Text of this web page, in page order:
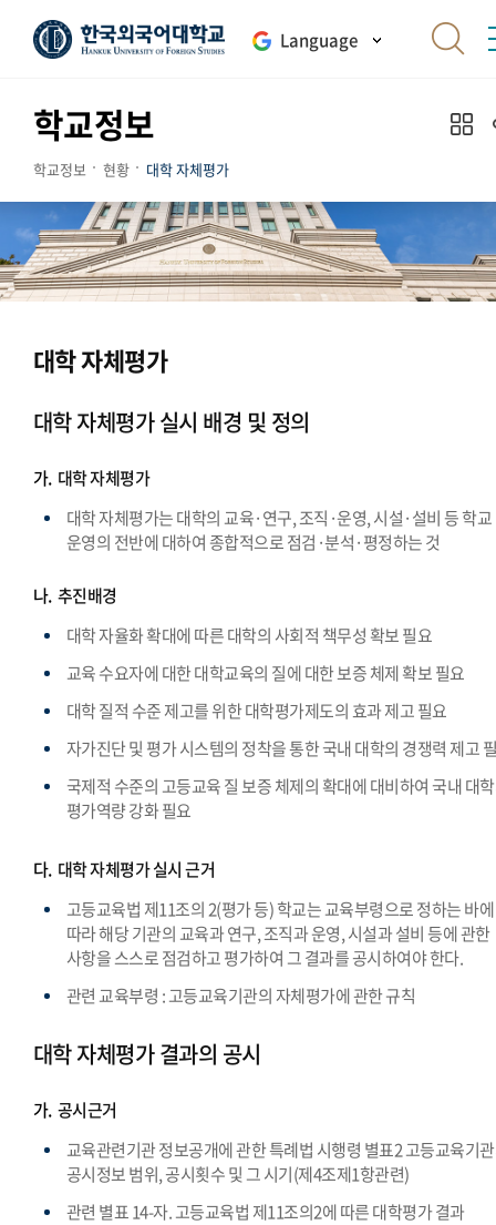
Language
학교정보
학교정보 현황 대학 자체평가
대학 자체평가
대학 자체평가 실시 배경 및 정의
가. 대학 자체평가
대학 자체평가는 대학의 교육·연구, 조직·운영, 시설·설비 등 학교
운영의 전반에 대하여 종합적으로 점검·분석·평정하는 것
나. 추진배경
대학 자율화 확대에 따른 대학의 사회적 책무성 확보 필요
교육 수요자에 대한 대학교육의 질에 대한 보증 체제 확보 필요
대학 질적 수준 제고를 위한 대학평가제도의 효과 제고 필요
자가진단 및 평가 시스템의 정착을 통한 국내 대학의 경쟁력 제고
국제적 수준의 고등교육 질 보증 체제의 확대에 대비하여 국내 대
평가역량 강화 필요
다. 대학 자체평가 실시 근거
고등교육법 제11조의 2(평가 등) 학교는 교육부령으로 정하는 바에
따라 해당 기관의 교육과 연구, 조직과 운영, 시설과 설비 등에 관한
사항을 스스로 점검하고 평가하여 그 결과를 공시하여야 한다.
관련 교육부령 : 고등교육기관의 자체평가에 관한 규칙
대학 자체평가 결과의 공시
가. 공시근거
교육관련기관 정보공개에 관한 특례법 시행령 별표2 고등교육기
공시정보 범위, 공시횟수 및 그 시기(제4조제1항관련)
관련 별표 14-자. 고등교육법 제11조의2에 따른 대학평가 결과